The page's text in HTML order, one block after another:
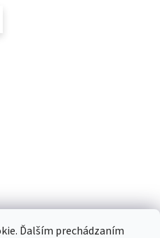
Ďalším prechádzaním